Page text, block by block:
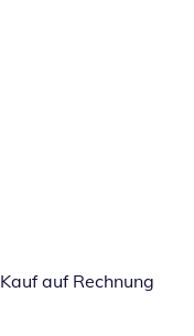
Kauf auf Rechnung